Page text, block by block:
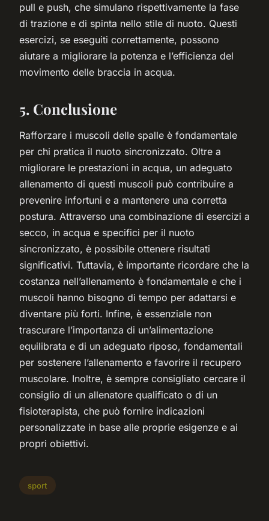
pull e push, che simulano rispettivamente la fase
di trazione e di spinta nello stile di nuoto. Questi
esercizi, se eseguiti correttamente, possono
aiutare a migliorare la potenza e l’efficienza del
movimento delle braccia in acqua.
5. Conclusione
Rafforzare i muscoli delle spalle è fondamentale
per chi pratica il nuoto sincronizzato. Oltre a
migliorare le prestazioni in acqua, un adeguato
allenamento di questi muscoli può contribuire a
prevenire infortuni e a mantenere una corretta
postura. Attraverso una combinazione di esercizi a
secco, in acqua e specifici per il nuoto
sincronizzato, è possibile ottenere risultati
significativi. Tuttavia, è importante ricordare che la
costanza nell’allenamento è fondamentale e che i
muscoli hanno bisogno di tempo per adattarsi e
diventare più forti. Infine, è essenziale non
trascurare l’importanza di un’alimentazione
equilibrata e di un adeguato riposo, fondamentali
per sostenere l’allenamento e favorire il recupero
muscolare. Inoltre, è sempre consigliato cercare il
consiglio di un allenatore qualificato o di un
fisioterapista, che può fornire indicazioni
personalizzate in base alle proprie esigenze e ai
propri obiettivi.
sport